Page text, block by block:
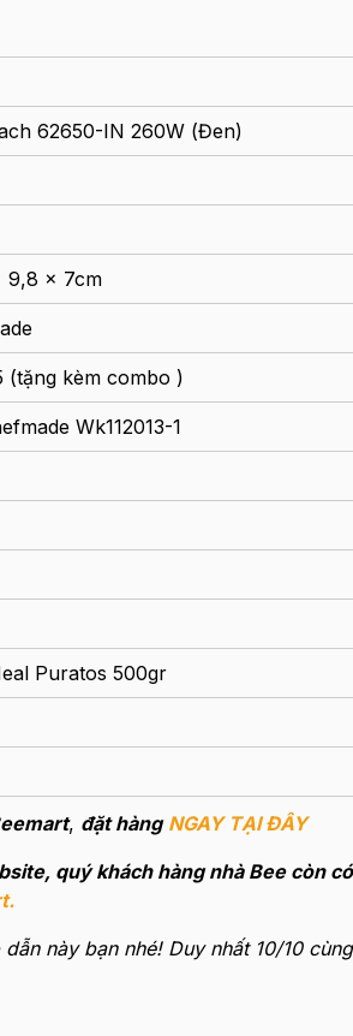
62650-IN 260W (Đen)
9,8 x 7cm
(tặng kèm combo )
Wk112013-1
Puratos 500gr
, đặt hàng NGAY TẠI ĐÂY
quý khách hàng nhà Bee còn
này bạn nhé! Duy nhất 10/10